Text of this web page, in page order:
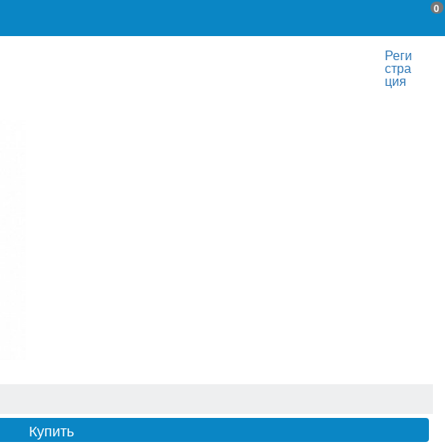
0
Реги
стра
ция
Купить